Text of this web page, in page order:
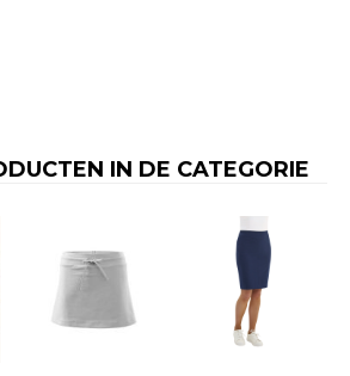
IN DE CATEGORIE